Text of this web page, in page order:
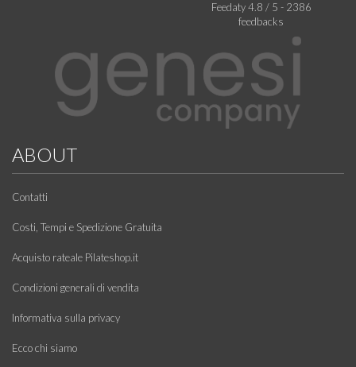
Feedaty4.8 / 5 - 2386
feedbacks
ABOUT
Contatti
Costi, Tempi e Spedizione Gratuita
Acquisto rateale Pilateshop.it
Condizioni generali di vendita
Informativa sulla privacy
Ecco chi siamo